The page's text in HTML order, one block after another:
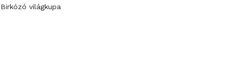
Birkózó világkupa